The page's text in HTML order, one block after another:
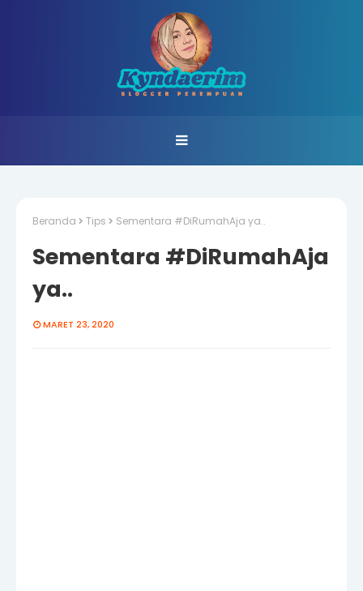
Beranda Tips Sementara #DiRumahAja ya..
Sementara #DiRumahAja
ya..
MARET 23, 2020